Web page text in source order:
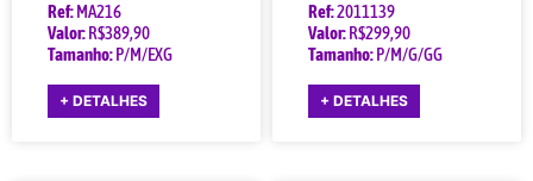
Ref:MA216
Valor:R$389,90
Tamanho:P/M/EXG
+ DETALHES
Ref:2011139
Valor:R$299,90
Tamanho:P/M/G/GG
+ DETALHES